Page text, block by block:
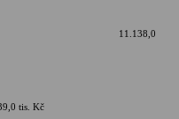
11.138,0
tis. Kč